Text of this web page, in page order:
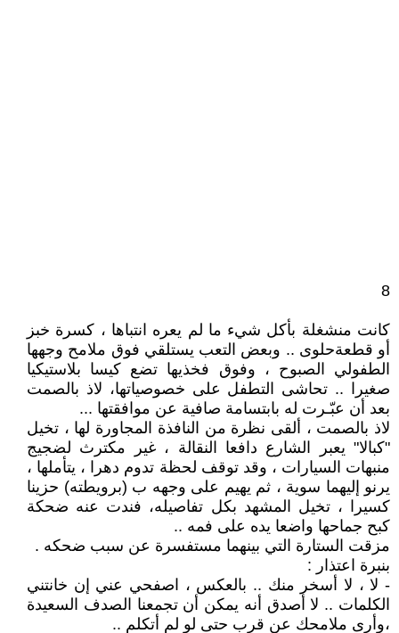
8
كانت منشغلة بأكل شيء ما لم يعره انتباها ، كسرة خبز
أو قطعةحلوى .. وبعض التعب يستلقي فوق ملامح وجهها
الطفولي الصبوح ، وفوق فخذيها تضع كيسا بلاستيكيا
صغيرا .. تحاشى التطفل على خصوصياتها، لاذ بالصمت
بعد أن عبّـرت له بابتسامة صافية عن موافقتها ...
لاذ بالصمت ، ألقى نظرة من النافذة المجاورة لها ، تخيل
"كبالا" يعبر الشارع دافعا النقالة ، غير مكترث لضجيج
منبهات السيارات ، وقد توقف لحظة تدوم دهرا ، يتأملها ،
يرنو إليهما سوية ، ثم يهيم على وجهه ب (برويطته) حزينا
كسيرا ، تخيل المشهد بكل تفاصيله، فندت عنه ضحكة
كبح جماحها واضعا يده على فمه ..
مزقت الستارة التي بينهما مستفسرة عن سبب ضحكه .
بنبرة اعتذار :
- لا ، لا أسخر منك .. بالعكس ، اصفحي عني إن خانتني
الكلمات .. لا أصدق أنه يمكن أن تجمعنا الصدف السعيدة
،وأرى ملامحك عن قرب حتى لو لم أتكلم ..